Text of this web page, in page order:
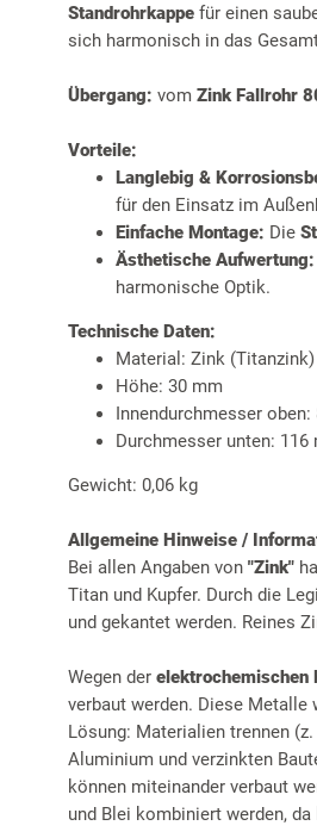
Standrohrkappe für einen
sich harmonisch in das
Übergang: vom Zink Fallrohr
Vorteile:
Langlebig &
für den Einsatz im
Einfache Montage: Die
Ästhetische Aufwertung:
harmonische Optik.
Technische Daten:
Material: Zink (Titanzink)
Höhe: 30 mm
Innendurchmesser oben:
Durchmesser unten: 116
Gewicht: 0,06 kg
Allgemeine Hinweise /
Bei allen Angaben von "Zink"
Titan und Kupfer. Durch die
und gekantet werden. Reines
Wegen der elektrochemischen
verbaut werden. Diese Metalle
Lösung: Materialien trennen
Aluminium und verzinkten
können miteinander verbaut
und Blei kombiniert werden,